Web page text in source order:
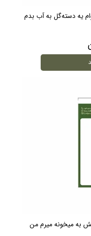
یه دسته‌گل به آب بدم
به میخونه میرم من